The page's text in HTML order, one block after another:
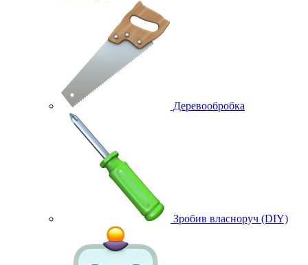
Деревообробка
Зробив власноруч (DIY)